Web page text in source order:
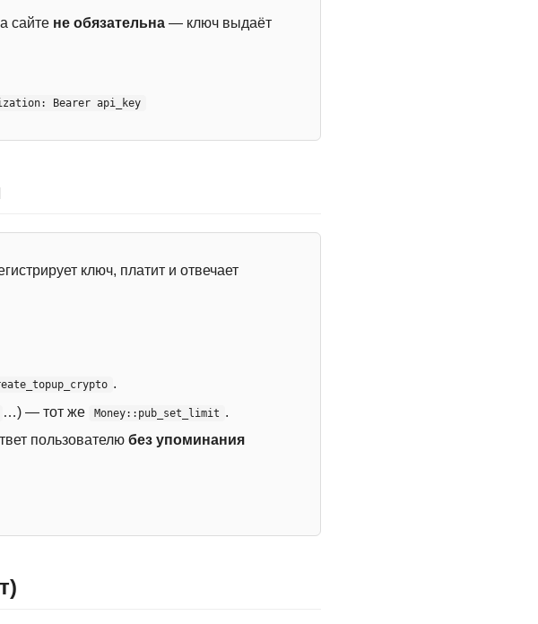
сайте не обязательна — ключ выдаёт
Bearer api_key
ключ, платит и отвечает
.
…) — тот же Money::pub_set_limit .
пользователю без упоминания